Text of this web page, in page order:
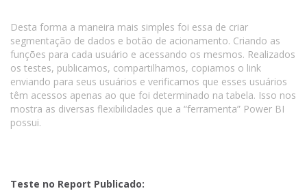
Desta forma a maneira mais simples foi essa de criar
segmentação de dados e botão de acionamento. Criando as
funções para cada usuário e acessando os mesmos. Realizados
os testes, publicamos, compartilhamos, copiamos o link
enviando para seus usuários e verificamos que esses usuários
têm acessos apenas ao que foi determinado na tabela. Isso nos
mostra as diversas flexibilidades que a “ferramenta” Power BI
possui.
Teste no Report Publicado: